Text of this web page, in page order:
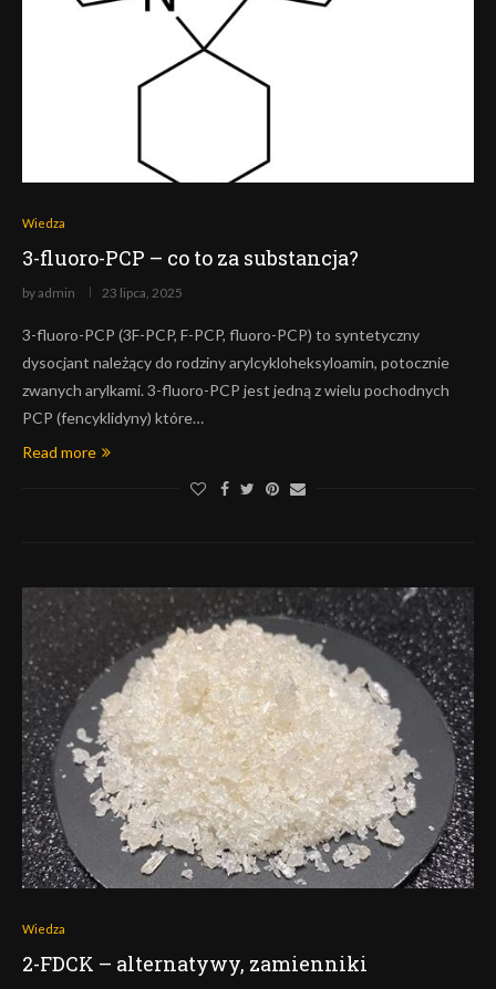
Wiedza
3-fluoro-PCP – co to za substancja?
byadmin 23 lipca, 2025
3-fluoro-PCP (3F-PCP, F-PCP, fluoro-PCP) to syntetyczny
dysocjant należący do rodziny arylcykloheksyloamin, potocznie
zwanych arylkami. 3-fluoro-PCP jest jedną z wielu pochodnych
PCP (fencyklidyny) które…
Read more
Wiedza
2-FDCK – alternatywy, zamienniki